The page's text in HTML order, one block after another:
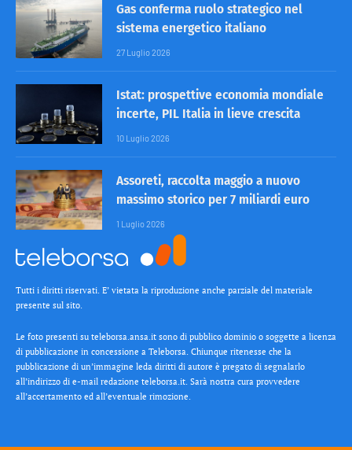
Gas conferma ruolo strategico nel
sistema energetico italiano
27 Luglio 2026
Istat: prospettive economia mondiale
incerte, PIL Italia in lieve crescita
10 Luglio 2026
Assoreti, raccolta maggio a nuovo
massimo storico per 7 miliardi euro
1 Luglio 2026
Tutti i diritti riservati. E’ vietata la riproduzione anche parziale del materiale
presente sul sito.
Le foto presenti su teleborsa.ansa.it sono di pubblico dominio o soggette a licenza
di pubblicazione in concessione a Teleborsa. Chiunque ritenesse che la
pubblicazione di un’immagine leda diritti di autore è pregato di segnalarlo
all’indirizzo di e-mail redazione teleborsa.it. Sarà nostra cura provvedere
all’accertamento ed all’eventuale rimozione.